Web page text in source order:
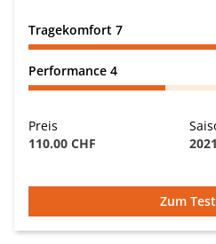
Tragekomfort 7
Performance 4
Preis
110.00 CHF
2021
Zum Test